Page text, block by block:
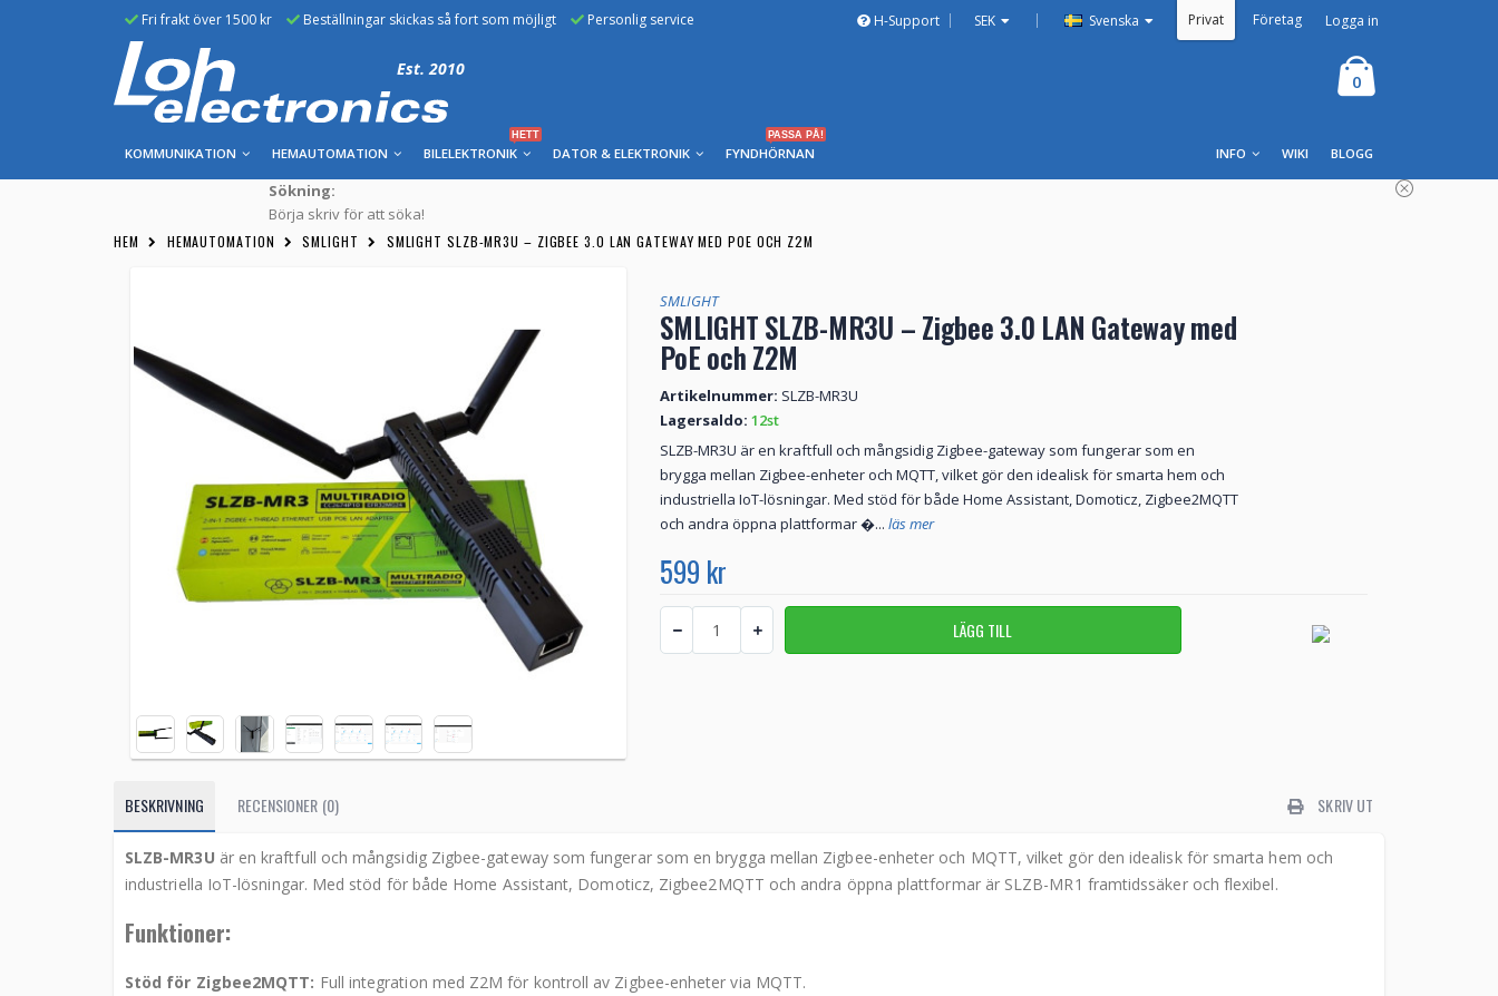
Fri frakt över 1500 kr Beställningar skickas så fort som möjligt Personlig service H-Support SEK | Svenska Privat Företag Logga in
Est. 2010
0
KOMMUNIKATION HEMAUTOMATION BILELEKTRONIK
HETT
DATOR & ELEKTRONIK FYNDHÖRNAN
PASSA PÅ!
BLOGG
WIKI
INFO
Sökning:
Börja skriv för att söka!
HEM HEMAUTOMATION SMLIGHT SMLIGHT SLZB-MR3U – ZIGBEE 3.0 LAN GATEWAY MED POE OCH Z2M
SMLIGHT
SMLIGHT SLZB-MR3U – Zigbee 3.0 LAN Gateway med
PoE och Z2M
Artikelnummer: SLZB-MR3U
Lagersaldo: 12st
SLZB-MR3U är en kraftfull och mångsidig Zigbee-gateway som fungerar som en
brygga mellan Zigbee-enheter och MQTT, vilket gör den idealisk för smarta hem och
industriella IoT-lösningar. Med stöd för både Home Assistant, Domoticz, Zigbee2MQTT
och andra öppna plattformar �... läs mer
599 kr
BESKRIVNING RECENSIONER (0) SKRIV UT
SLZB-MR3U är en kraftfull och mångsidig Zigbee-gateway som fungerar som en brygga mellan Zigbee-enheter och MQTT, vilket gör den idealisk för smarta hem och
industriella IoT-lösningar. Med stöd för både Home Assistant, Domoticz, Zigbee2MQTT och andra öppna plattformar är SLZB-MR1 framtidssäker och flexibel.
Funktioner:
Stöd för Zigbee2MQTT: Full integration med Z2M för kontroll av Zigbee-enheter via MQTT.